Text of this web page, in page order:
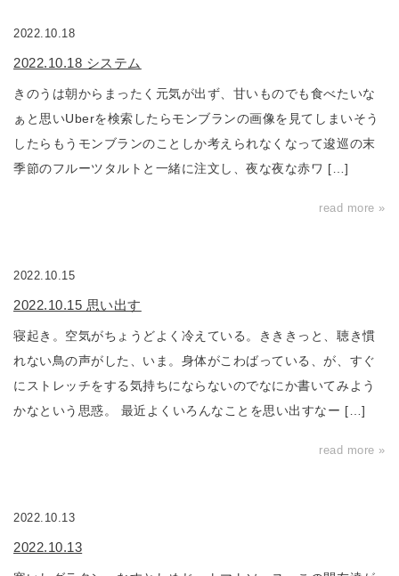
2022.10.18
2022.10.18 システム
きのうは朝からまったく元気が出ず、甘いものでも食べたいな
ぁと思いUberを検索したらモンブランの画像を見てしまいそう
したらもうモンブランのことしか考えられなくなって逡巡の末
季節のフルーツタルトと一緒に注文し、夜な夜な赤ワ […]
read more »
2022.10.15
2022.10.15 思い出す
寝起き。空気がちょうどよく冷えている。きききっと、聴き慣
れない鳥の声がした、いま。身体がこわばっている、が、すぐ
にストレッチをする気持ちにならないのでなにか書いてみよう
かなという思惑。 最近よくいろんなことを思い出すなー […]
read more »
2022.10.13
2022.10.13